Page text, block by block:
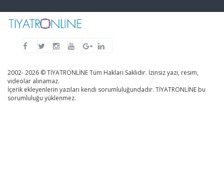
2002- 2026 © TİYATRONLİNE Tüm Hakları Saklıdır. İzinsiz yazı, resim,
videolar alınamaz.
İçerik ekleyenlerin yazıları kendi sorumluluğundadır. TİYATRONLİNE bu
sorumluluğu yüklenmez.